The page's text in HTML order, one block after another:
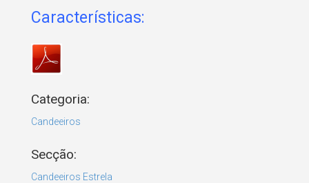
Características:
Categoria:
Candeeiros
Secção:
Candeeiros Estrela